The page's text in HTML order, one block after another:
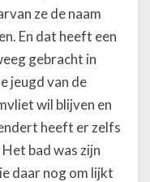
ze de naam
En dat heeft een
gebracht in
jeugd van de
wil blijven en
heeft er zelfs
bad was zijn
daar nog om lijkt